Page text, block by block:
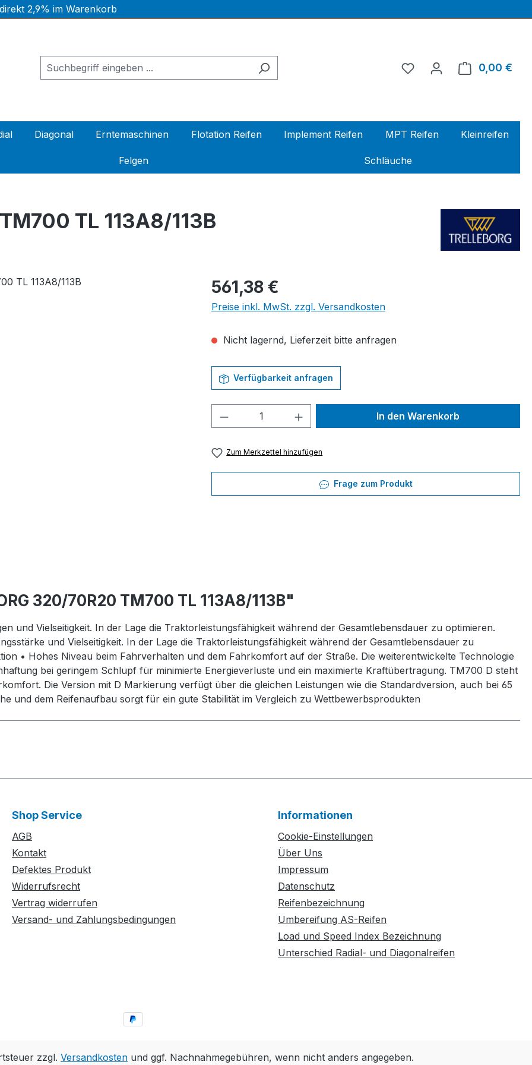
2,9% im Warenkorb
0,00 €
Diagonal Erntemaschinen Flotation Reifen Implement Reifen MPT Reifen Kleinreifen
Felgen Schläuche
TL 113A8/113B
Regulärer Preis:
561,38 €
Preise inkl. MwSt. zzgl. Versandkosten
Nicht lagernd, Lieferzeit bitte anfragen
Verfügbarkeit anfragen
Produkt Anzahl: Gib den gewünschten Wert
In den Warenkorb
Zum Merkzettel hinzufügen
Frage zum Produkt
320/70R20 TM700 TL 113A8/113B"
und Vielseitigkeit. In der Lage die Traktorleistungsfähigkeit während der Gesamtlebensdauer zu optimieren.
und Vielseitigkeit. In der Lage die Traktorleistungsfähigkeit während der Gesamtlebensdauer zu
• Hohes Niveau beim Fahrverhalten und dem Fahrkomfort auf der Straße. Die weiterentwickelte Technologie
bei geringem Schlupf für minimierte Energieverluste und ein maximierte Kraftübertragung. TM700 D steht
Die Version mit D Markierung verfügt über die gleichen Leistungen wie die Standardversion, auch bei 65
und dem Reifenaufbau sorgt für ein gute Stabilität im Vergleich zu Wettbewerbsprodukten
Shop Service
AGB
Kontakt
Defektes Produkt
Widerrufsrecht
Vertrag widerrufen
Versand- und Zahlungsbedingungen
Informationen
Cookie-Einstellungen
Über Uns
Impressum
Datenschutz
Reifenbezeichnung
Umbereifung AS-Reifen
Load und Speed Index Bezeichnung
Unterschied Radial- und Diagonalreifen
zzgl. Versandkosten und ggf. Nachnahmegebühren, wenn nicht anders angegeben.